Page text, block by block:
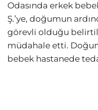
Odasında erkek
Ş.’ye, doğumun
görevli olduğu
müdahale etti.
bebek hastanede